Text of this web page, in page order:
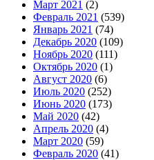
Март 2021 (2)
Февраль 2021 (539)
Январь 2021 (74)
Декабрь 2020 (109)
Ноябрь 2020 (111)
Октябрь 2020 (1)
Август 2020 (6)
Июль 2020 (252)
Июнь 2020 (173)
Май 2020 (42)
Апрель 2020 (4)
Март 2020 (59)
Февраль 2020 (41)